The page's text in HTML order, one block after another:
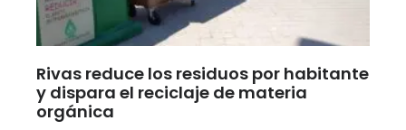
Rivas reduce los residuos por habitante
y dispara el reciclaje de materia
orgánica